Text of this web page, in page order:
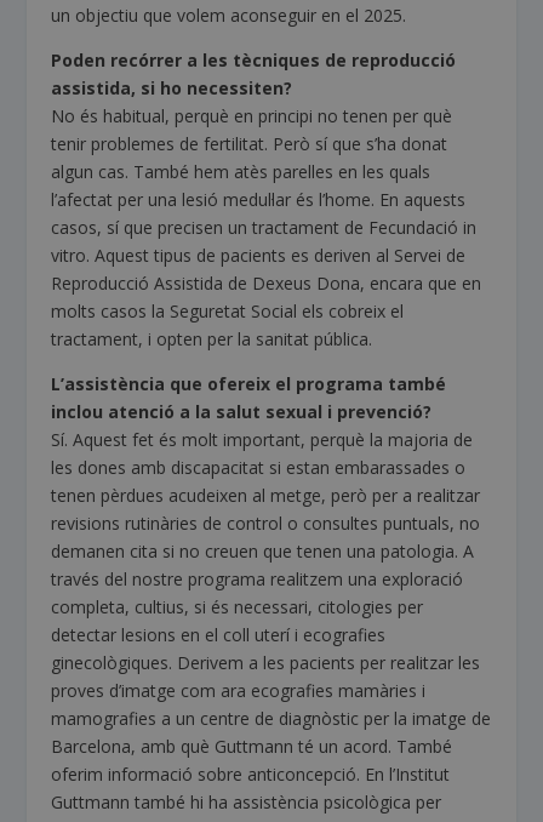
un objectiu que volem aconseguir en el 2025.
Poden recórrer a les tècniques de reproducció
assistida, si ho necessiten?
No és habitual, perquè en principi no tenen per què
tenir problemes de fertilitat. Però sí que s’ha donat
algun cas. També hem atès parelles en les quals
l’afectat per una lesió medul·lar és l’home. En aquests
casos, sí que precisen un tractament de Fecundació in
vitro. Aquest tipus de pacients es deriven al Servei de
Reproducció Assistida de Dexeus Dona, encara que en
molts casos la Seguretat Social els cobreix el
tractament, i opten per la sanitat pública.
L’assistència que ofereix el programa també
inclou atenció a la salut sexual i prevenció?
Sí. Aquest fet és molt important, perquè la majoria de
les dones amb discapacitat si estan embarassades o
tenen pèrdues acudeixen al metge, però per a realitzar
revisions rutinàries de control o consultes puntuals, no
demanen cita si no creuen que tenen una patologia. A
través del nostre programa realitzem una exploració
completa, cultius, si és necessari, citologies per
detectar lesions en el coll uterí i ecografies
ginecològiques. Derivem a les pacients per realitzar les
proves d’imatge com ara ecografies mamàries i
mamografies a un centre de diagnòstic per la imatge de
Barcelona, amb què Guttmann té un acord. També
oferim informació sobre anticoncepció. En l’Institut
Guttmann també hi ha assistència psicològica per